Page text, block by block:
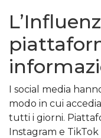
I social media
modo in cui
tutti i giorni.
Instagram e